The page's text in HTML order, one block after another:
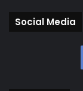
Social Media